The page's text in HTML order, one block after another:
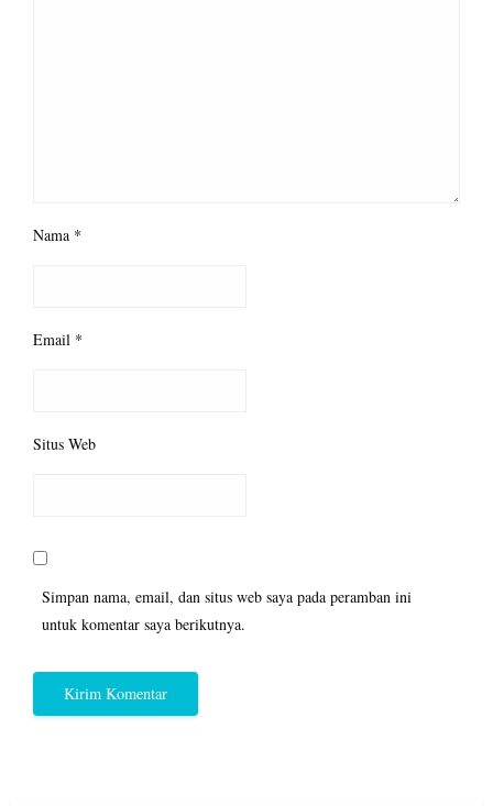
Nama *
Email *
Situs Web
Simpan nama, email, dan situs web saya pada peramban ini
untuk komentar saya berikutnya.